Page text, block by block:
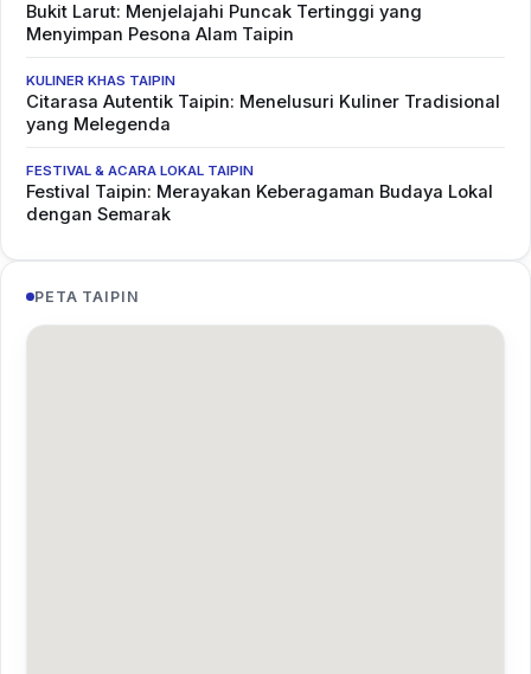
Bukit Larut: Menjelajahi Puncak Tertinggi yang
Menyimpan Pesona Alam Taipin
KULINER KHAS TAIPIN
Citarasa Autentik Taipin: Menelusuri Kuliner Tradisional
yang Melegenda
FESTIVAL & ACARA LOKAL TAIPIN
Festival Taipin: Merayakan Keberagaman Budaya Lokal
dengan Semarak
PETA TAIPIN